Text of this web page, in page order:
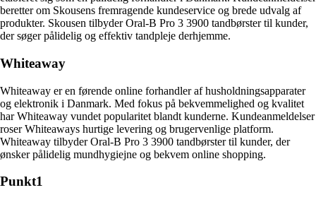
beretter om Skousens fremragende kundeservice og brede udvalg af
produkter. Skousen tilbyder Oral-B Pro 3 3900 tandbørster til kunder,
der søger pålidelig og effektiv tandpleje derhjemme.
Whiteaway
Whiteaway er en førende online forhandler af husholdningsapparater
og elektronik i Danmark. Med fokus på bekvemmelighed og kvalitet
har Whiteaway vundet popularitet blandt kunderne. Kundeanmeldelser
roser Whiteaways hurtige levering og brugervenlige platform.
Whiteaway tilbyder Oral-B Pro 3 3900 tandbørster til kunder, der
ønsker pålidelig mundhygiejne og bekvem online shopping.
Punkt1